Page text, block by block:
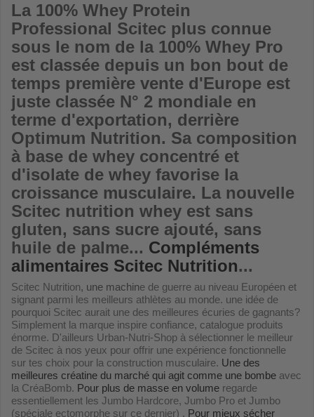
La 100% Whey Protein
Professional Scitec plus connue
sous le nom de la 100% Whey Pro
est classée depuis un bon bout de
temps première vente d'Europe est
juste classée N° 2 mondiale en
terme d'exportation, derrière
Optimum Nutrition. Sa composition
à base de whey concentré et
d'isolate de whey favorise la
croissance musculaire. La nouvelle
Scitec nutrition whey est sans
gluten, sans sucre ajouté, sans
huile de palme... Compléments
alimentaires Scitec Nutrition...
Scitec Nutrition, une machine de guerre au niveau Européen et
signant parmi les meilleurs athlètes au monde. une idée de
pourquoi Scitec aurait une des meilleures écuries de gagnants?
Simplement la marque inspire confiance, catalogue produits
énorme. D'ailleurs Urban-Nutri-Shop à sélectionner le meilleur
de Scitec à nos yeux pour offrir une expérience fonctionnelle
sur tes choix pour la construction musculaire. Une des
meilleures créatine du marché qui agit comme une bombe avec
la CréaBomb. Pour plus de masse en volume regarde
essentiellement les Jumbo Hardcore, Jumbo Pro et Jumbo
(spéciale ectomorphe sur ce dernier) . Pour mieux sécher